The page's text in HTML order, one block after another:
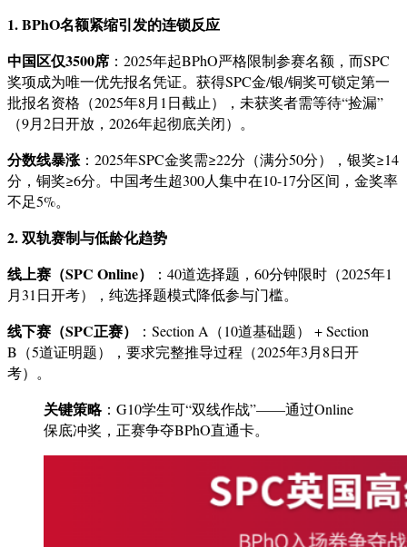
1. BPhO名额紧缩引发的连锁反应
中国区仅3500席 ：2025年起BPhO严格限制参赛名额，而SPC
奖项成为唯一优先报名凭证。获得SPC金/银/铜奖可锁定第一
批报名资格（2025年8月1日截止），未获奖者需等待“捡漏”
（9月2日开放，2026年起彻底关闭）。
分数线暴涨 ：2025年SPC金奖需≥22分（满分50分），银奖≥14
分，铜奖≥6分。中国考生超300人集中在10-17分区间，金奖率
不足5%。
2. 双轨赛制与低龄化趋势
线上赛（SPC Online）
：40道选择题，60分钟限时（2025年1
月31日开考），纯选择题模式降低参与门槛。
线下赛（SPC正赛）
：Section A（10道基础题） + Section
B（5道证明题），要求完整推导过程（2025年3月8日开
考）。
关键策略：G10学生可“双线作战”——通过Online
保底冲奖，正赛争夺BPhO直通卡。